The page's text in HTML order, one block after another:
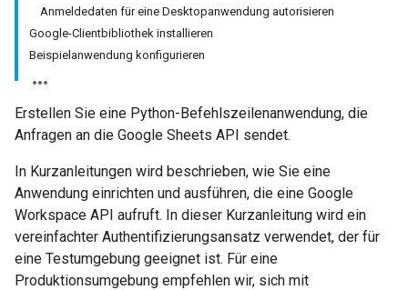
Anmeldedaten für eine Desktopanwendung autorisieren
Google-Clientbibliothek installieren
Beispielanwendung konfigurieren
Erstellen Sie eine Python-Befehlszeilenanwendung, die
Anfragen an die Google Sheets API sendet.
In Kurzanleitungen wird beschrieben, wie Sie eine
Anwendung einrichten und ausführen, die eine Google
Workspace API aufruft. In dieser Kurzanleitung wird ein
vereinfachter Authentifizierungsansatz verwendet, der für
eine Testumgebung geeignet ist. Für eine
Produktionsumgebung empfehlen wir, sich mit